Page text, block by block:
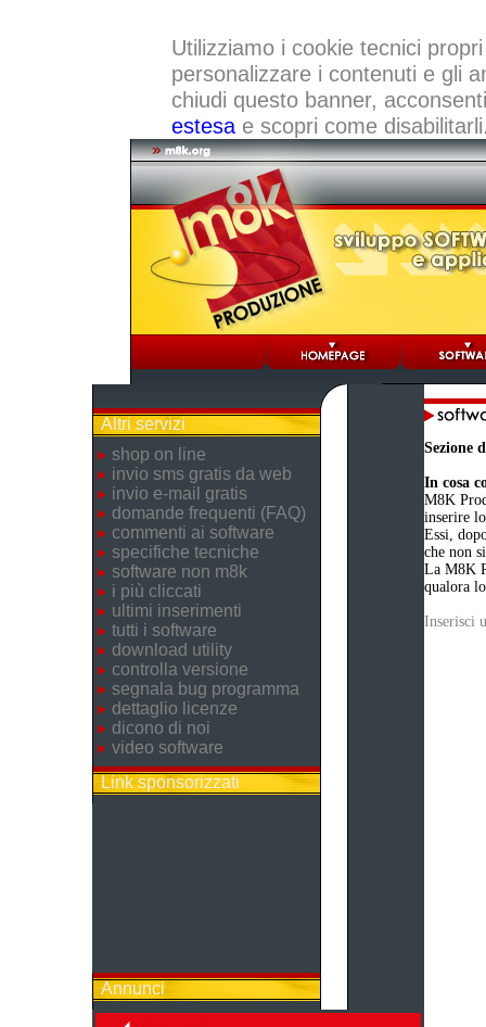
Utilizziamo i cookie tecnici
personalizzare i contenuti e gli
chiudi questo banner,
estesae scopri come
Altri servizi
shop on line
invio sms gratis da web
invio e-mail gratis
domande frequenti (FAQ)
commenti ai software
specifiche tecniche
software non m8k
i più cliccati
ultimi inserimenti
tutti i software
download utility
controlla versione
segnala bug programma
dettaglio licenze
dicono di noi
video software
Link sponsorizzati
Annunci
Sezione
In cosa
M8K
inserire
Essi,
che non
La M8K
qualora
Inserisci